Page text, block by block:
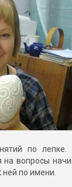
по лепке.
на вопросы
по имени.